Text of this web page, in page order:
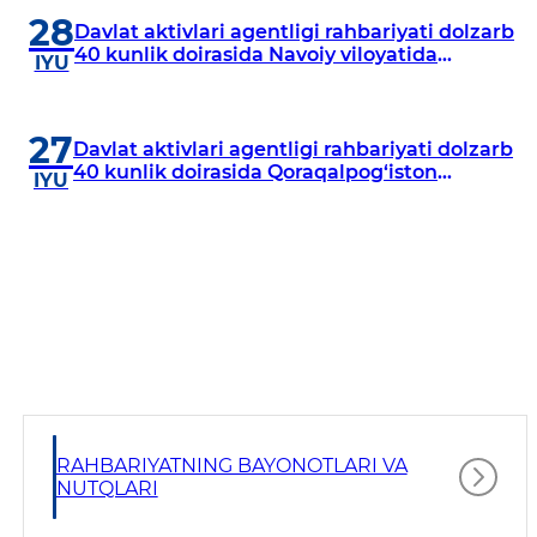
28
IYU
Davlat aktivlari agentligi rahbariyati dolzarb
40 kunlik doirasida Navoiy viloyatida
27
IYU
Davlat aktivlari agentligi rahbariyati dolzarb
40 kunlik doirasida Qoraqalpog‘iston
RAHBARIYATNING BAYONOTLARI VA
NUTQLARI